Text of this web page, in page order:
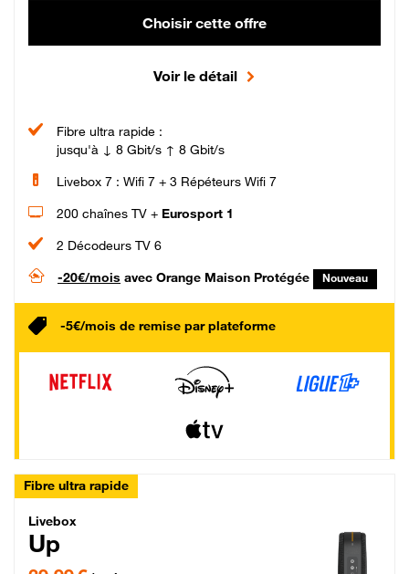
Choisir cette offre
Voir le détail
Fibre ultra rapide :
jusqu'à ↓ 8 Gbit/s ↑ 8 Gbit/s
Livebox 7 : Wifi 7 + 3 Répéteurs Wifi 7
200 chaînes TV + Eurosport 1
2 Décodeurs TV 6
-20€/mois avec Orange Maison Protégée Nouveau
-5€/mois de remise par plateforme
Fibre ultra rapide
Livebox Up Fibre
Livebox
Up
39,99 € par mois pendant 12 mois puis 51,99 € par mois, Engagement 12 mois